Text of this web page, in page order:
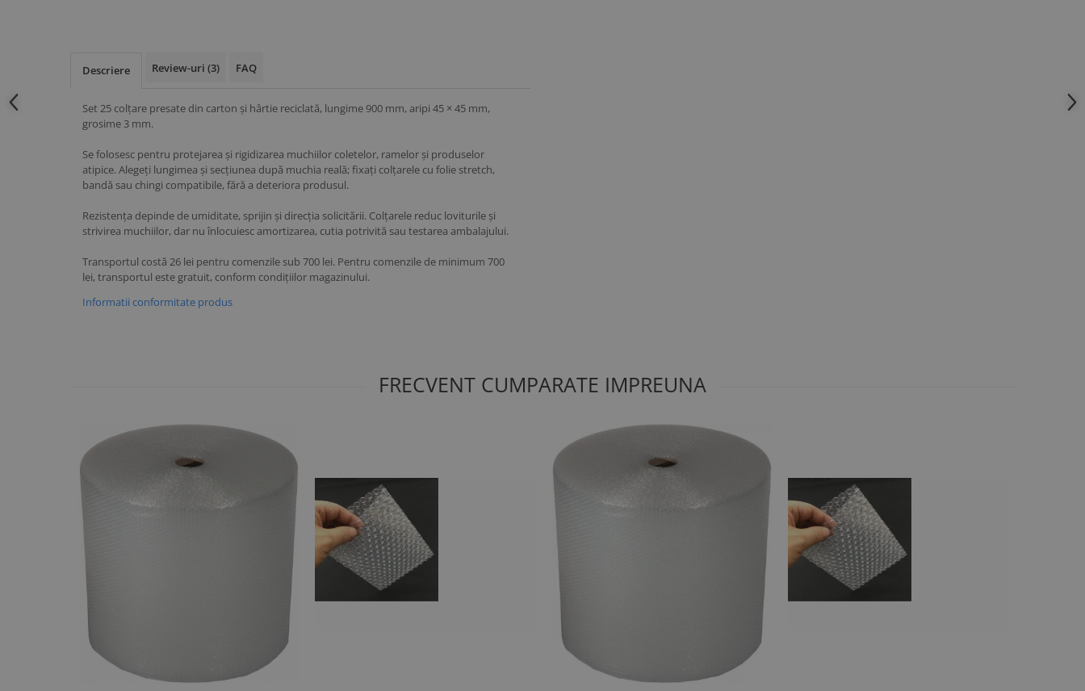
Descriere Review-uri (3) FAQ
Set 25 colțare presate din carton și hârtie reciclată, lungime 900 mm, aripi 45 × 45 mm,
grosime 3 mm.
Se folosesc pentru protejarea și rigidizarea muchiilor coletelor, ramelor și produselor
atipice. Alegeți lungimea și secțiunea după muchia reală; fixați colțarele cu folie stretch,
bandă sau chingi compatibile, fără a deteriora produsul.
Rezistența depinde de umiditate, sprijin și direcția solicitării. Colțarele reduc loviturile și
strivirea muchiilor, dar nu înlocuiesc amortizarea, cutia potrivită sau testarea ambalajului.
Transportul costă 26 lei pentru comenzile sub 700 lei. Pentru comenzile de minimum 700
lei, transportul este gratuit, conform condițiilor magazinului.
Informatii conformitate produs
FRECVENT CUMPARATE IMPREUNA